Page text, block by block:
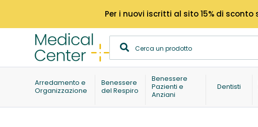
Per i nuovi iscritti al sito 15% di sconto
Arredamento e
Organizzazione
Benessere
del Respiro
Benessere
Pazienti e
Anziani
Dentisti